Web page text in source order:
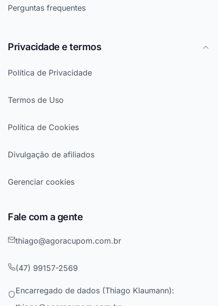
Perguntas frequentes
Privacidade e termos
Política de Privacidade
Termos de Uso
Política de Cookies
Divulgação de afiliados
Gerenciar cookies
Fale com a gente
thiago@agoracupom.com.br
(47) 99157-2569
Encarregado de dados (Thiago Klaumann):